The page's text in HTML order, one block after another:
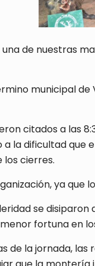
de nuestras
municipal
citados a las
la dificultad
cierres.
ya
se
fortuna en
de la jornada,